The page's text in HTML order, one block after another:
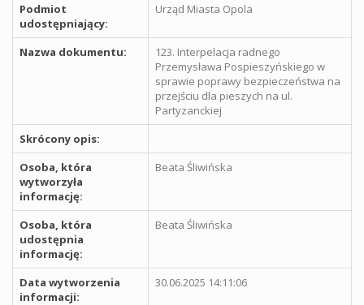
Podmiot
udostępniający:
Urząd Miasta Opola
Nazwa dokumentu:
123. Interpelacja radnego
Przemysława Pospieszyńskiego w
sprawie poprawy bezpieczeństwa na
przejściu dla pieszych na ul.
Partyzanckiej
Skrócony opis:
Osoba, która
wytworzyła
informację:
Beata Śliwińska
Osoba, która
udostępnia
informację:
Beata Śliwińska
Data wytworzenia
informacji:
30.06.2025 14:11:06